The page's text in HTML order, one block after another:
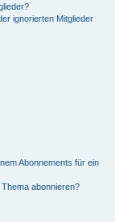
ignorierten Mitglieder
Abonnements für ein
abonnieren?